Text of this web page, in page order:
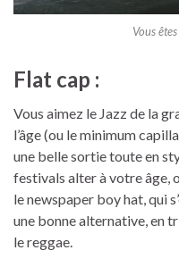
Vous
Flat cap :
Vous aimez le Jazz de la
l’âge (ou le minimum
une belle sortie toute en
festivals alter à votre âge,
le newspaper boy hat, qui
une bonne alternative, en
le reggae.